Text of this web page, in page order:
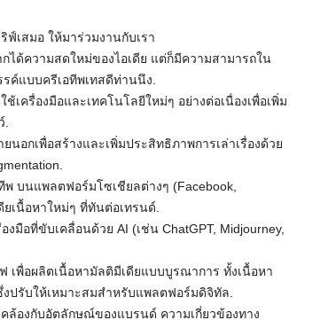
ฟ์เสมอ ให้มาร่วมงานกับเรา
ได้ความสดใหม่ของไอเดีย แต่ก็มีความสามารถใน
ค์แบบครีเอทีพเทสดีท่านนึง.
ครื่องมือและเทคโนโลยีใหม่ๆ อย่างต่อเนื่องเพื่อเพิ่ม
อกเพื่อสร้างและเพิ่มประสิทธิภาพการเล่าเรื่องด้วย
บนแพลตฟอร์มโซเชียลต่างๆ (Facebook,
ยเนื้อหาใหม่ๆ ที่ทันต่อเทรนด์.
มือที่ขับเคลื่อนด้วย AI (เช่น ChatGPT, Midjourney,
เพื่อผลิตเนื้อหามัลติมีเดียแบบบูรณาการ ทั้งเนื้อหา
รับให้เหมาะสมสำหรับแพลตฟอร์มดิจิทัล.
ล้องกับอัตลักษณ์ของแบรนด์ ความเกี่ยวข้องทาง